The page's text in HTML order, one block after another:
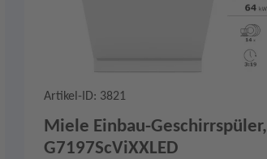
Artikel-ID: 3821
Miele Einbau-Geschirrspüler,
G7197ScViXXLED